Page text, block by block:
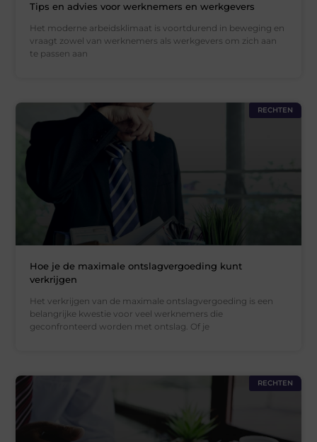
Tips en advies voor werknemers en werkgevers
Het moderne arbeidsklimaat is voortdurend in beweging en
vraagt zowel van werknemers als werkgevers om zich aan
te passen aan
RECHTEN
Hoe je de maximale ontslagvergoeding kunt
verkrijgen
Het verkrijgen van de maximale ontslagvergoeding is een
belangrijke kwestie voor veel werknemers die
geconfronteerd worden met ontslag. Of je
RECHTEN